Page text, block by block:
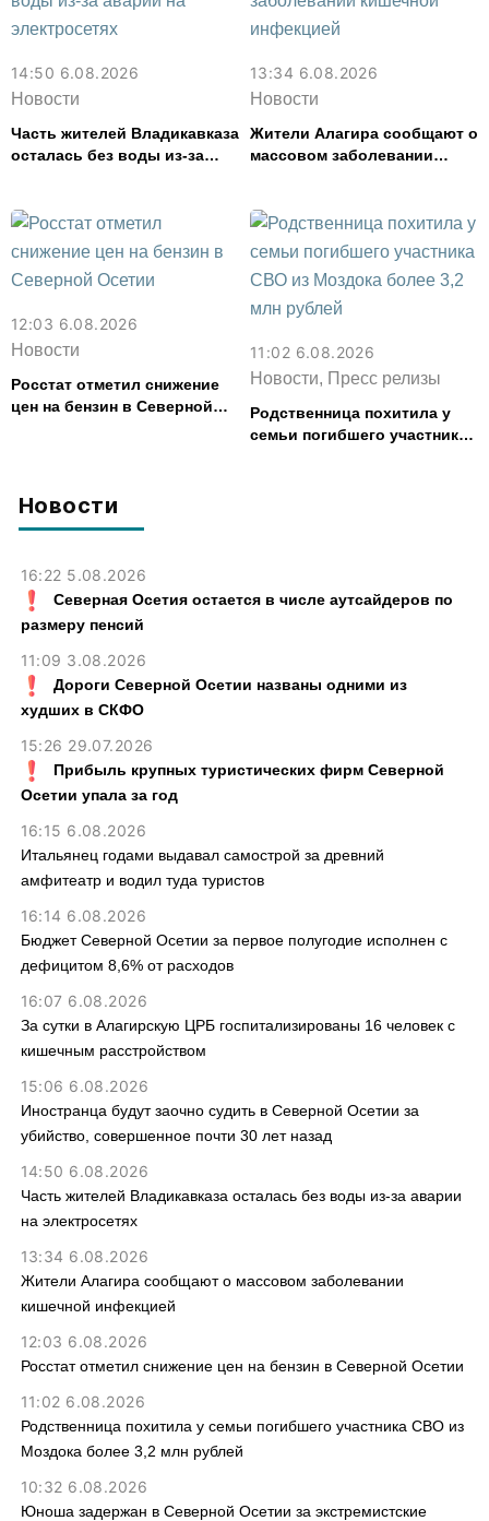
Новости
16:22 5.08.2026
Северная Осетия остается в числе аутсайдеров по
размеру пенсий
11:09 3.08.2026
Дороги Северной Осетии названы одними из
худших в СКФО
15:26 29.07.2026
Прибыль крупных туристических фирм Северной
Осетии упала за год
16:15 6.08.2026
Итальянец годами выдавал самострой за древний
амфитеатр и водил туда туристов
16:14 6.08.2026
Бюджет Северной Осетии за первое полугодие исполнен с
дефицитом 8,6% от расходов
16:07 6.08.2026
За сутки в Алагирскую ЦРБ госпитализированы 16 человек с
кишечным расстройством
15:06 6.08.2026
Иностранца будут заочно судить в Северной Осетии за
убийство, совершенное почти 30 лет назад
14:50 6.08.2026
Часть жителей Владикавказа осталась без воды из-за аварии
на электросетях
13:34 6.08.2026
Жители Алагира сообщают о массовом заболевании
кишечной инфекцией
12:03 6.08.2026
Росстат отметил снижение цен на бензин в Северной Осетии
11:02 6.08.2026
Родственница похитила у семьи погибшего участника СВО из
Моздока более 3,2 млн рублей
10:32 6.08.2026
Юноша задержан в Северной Осетии за экстремистские
14:50 6.08.2026
Новости
Часть жителей Владикавказа
осталась без воды из-за
13:34 6.08.2026
Новости
Жители Алагира сообщают о
массовом заболевании
12:03 6.08.2026
Новости
Росстат отметил снижение
цен на бензин в Северной
11:02 6.08.2026
Новости, Пресс релизы
Родственница похитила у
семьи погибшего участника